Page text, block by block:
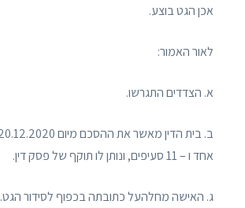
אכן הגט בוצע.
לאור האמור:
א. הצדדים התגרשו.
אחד ו – 11 סעיפים, ונותן לו תוקף של פסק דין.
ג. האישה מחלהעל כתובתה בכפוף לסידור הגט.